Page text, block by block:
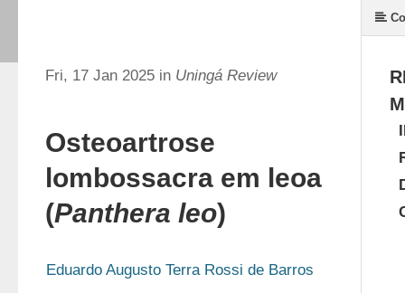
Fri, 17 Jan 2025 in Uningá Review
Osteoartrose
lombossacra em leoa
(Panthera leo)
Eduardo Augusto Terra Rossi de Barros